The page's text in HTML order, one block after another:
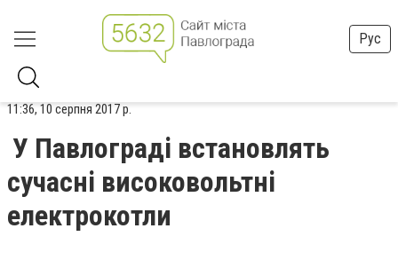
Рус
11:36, 10 серпня 2017 р.
У Павлограді встановлять
сучасні високовольтні
електрокотли